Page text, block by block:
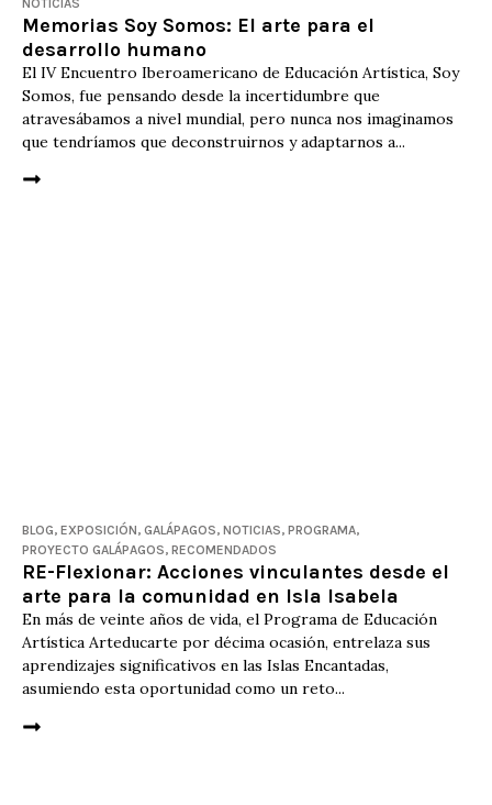
Memorias Soy Somos: El arte para el
desarrollo humano
El IV Encuentro Iberoamericano de Educación Artística, Soy
Somos, fue pensando desde la incertidumbre que
atravesábamos a nivel mundial, pero nunca nos imaginamos
que tendríamos que deconstruirnos y adaptarnos a...
BLOG, EXPOSICIÓN, GALÁPAGOS, NOTICIAS, PROGRAMA,
PROYECTO GALÁPAGOS, RECOMENDADOS
RE-Flexionar: Acciones vinculantes desde el
arte para la comunidad en Isla Isabela
En más de veinte años de vida, el Programa de Educación
Artística Arteducarte por décima ocasión, entrelaza sus
aprendizajes significativos en las Islas Encantadas,
asumiendo esta oportunidad como un reto...